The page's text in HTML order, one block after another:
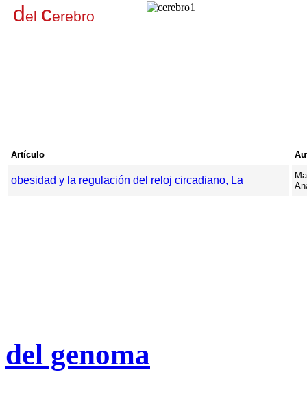
del cerebro
Artículo
obesidad y la regulación del reloj circadiano, La
del genoma